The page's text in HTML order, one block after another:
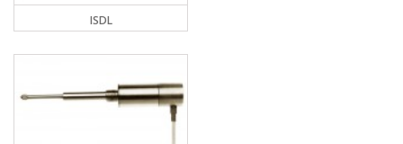
ISDL